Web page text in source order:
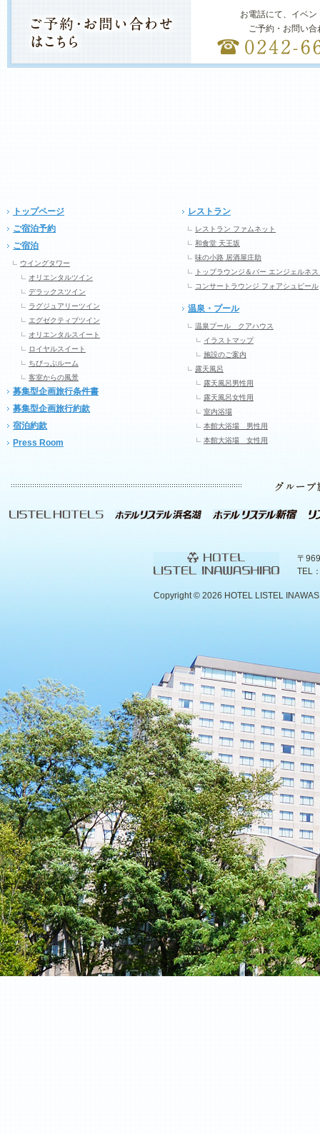
お電話にて、イベ
ご予約・お問い
トップページ
ご宿泊予約
ご宿泊
ウイングタワー
オリエンタルツイン
デラックスツイン
ラグジュアリーツイン
エグゼクティブツイン
オリエンタルスイート
ロイヤルスイート
ちびっぷルーム
客室からの風景
募集型企画旅行条件書
募集型企画旅行約款
宿泊約款
Press Room
レストラン
レストラン ファムネット
和食堂 天王坂
味の小路 居酒屋庄助
トップラウンジ＆バー エンジェルネス
コンサートラウンジ フォアシュピール
温泉・プール
温泉プール クアハウス
イラストマップ
施設のご案内
露天風呂
露天風呂男性用
露天風呂女性用
室内浴場
本館大浴場 男性用
本館大浴場 女性用
〒
TEL
Copyright © 2026 HOTEL LISTEL